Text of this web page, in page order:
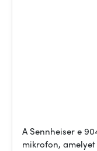
A Sennheiser e
mikrofon,